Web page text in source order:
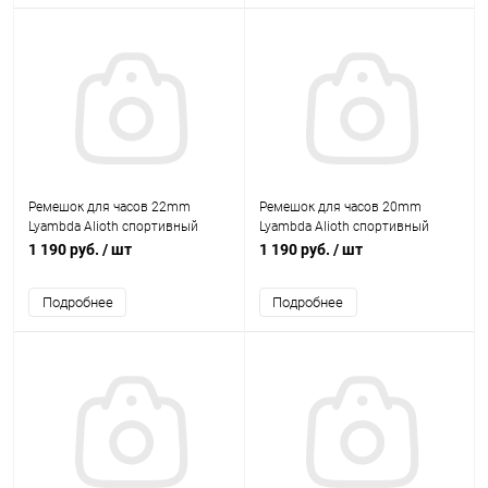
Ремешок для часов 22mm
Lyambda Alioth спортивный
силиконовый белый/розовый
1 190 руб. / шт
Подробнее
Ремешок для часов 20mm
Lyambda Alioth спортивный
силиконовый синий/белый
1 190 руб. / шт
Подробнее